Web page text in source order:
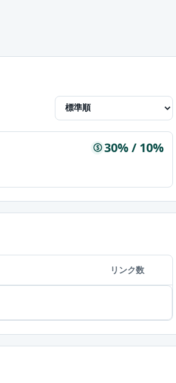
$ 30% / 10%
リンク数